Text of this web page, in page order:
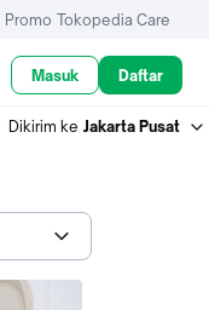
Promo Tokopedia Care
Masuk Daftar
Dikirim ke Jakarta Pusat